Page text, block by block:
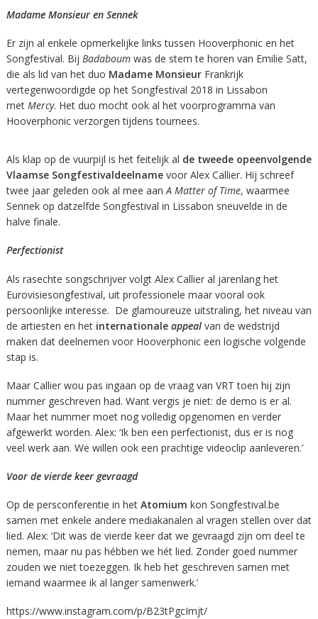
Madame Monsieur en Sennek
Er zijn al enkele opmerkelijke links tussen Hooverphonic en het
Songfestival. Bij Badaboum was de stem te horen van Emilie Satt,
die als lid van het duo Madame MonsieurFrankrijk
vertegenwoordigde op het Songfestival 2018 in Lissabon
met Mercy. Het duo mocht ook al het voorprogramma van
Hooverphonic verzorgen tijdens tournees.
Als klap op de vuurpijl is het feitelijk al de tweede opeenvolgende
Vlaamse Songfestivaldeelnamevoor Alex Callier. Hij schreef
twee jaar geleden ook al mee aanA Matter of Time, waarmee
Sennek op datzelfde Songfestival in Lissabon sneuvelde in de
halve finale.
Perfectionist
Als rasechte songschrijver volgt Alex Callier al jarenlang het
Eurovisiesongfestival, uit professionele maar vooral ook
persoonlijke interesse. De glamoureuze uitstraling, het niveau van
de artiesten en het internationale appeal van de wedstrijd
maken dat deelnemen voor Hooverphonic een logische volgende
stap is.
Maar Callier wou pas ingaan op de vraag van VRT toen hij zijn
nummer geschreven had. Want vergis je niet: de demo is er al.
Maar het nummer moet nog volledig opgenomen en verder
afgewerkt worden. Alex: ‘Ik ben een perfectionist, dus er is nog
veel werk aan. We willen ook een prachtige videoclip aanleveren.’
Voor de vierde keer gevraagd
Op de persconferentie in het Atomium kon Songfestival.be
samen met enkele andere mediakanalen al vragen stellen over dat
lied. Alex: ‘Dit was de vierde keer dat we gevraagd zijn om deel te
nemen, maar nu pas hébben we hét lied. Zonder goed nummer
zouden we niet toezeggen. Ik heb het geschreven samen met
iemand waarmee ik al langer samenwerk.’
https://www.instagram.com/p/B23tPgcImjt/